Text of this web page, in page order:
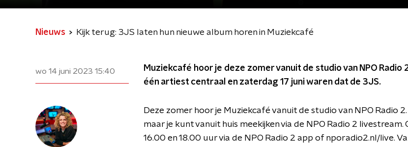
Nieuws Kijk terug: 3JS laten hun nieuwe album horen in Muziekcafé
wo 14 juni 2023 15:40
Muziekcafé hoor je deze zomer vanuit de studio van NPO
één artiest centraal en zaterdag 17 juni waren dat de 3JS.
Deze zomer hoor je Muziekcafé vanuit de studio van NPO Radio
maar je kunt vanuit huis meekijken via de NPO Radio 2 livestream.
16.00 en 18.00 uur via de NPO Radio 2 app of nporadio2.nl/live.